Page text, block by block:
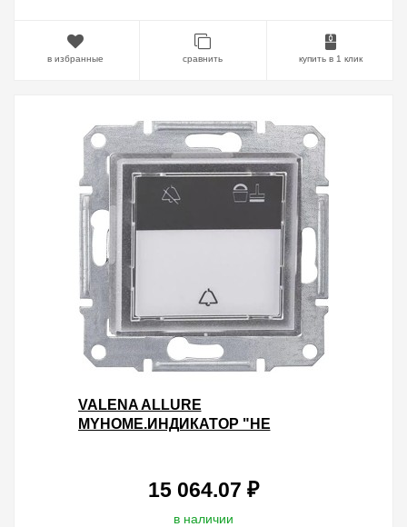
в избранные сравнить купить в 1 клик
VALENA ALLURE
MYHOME.ИНДИКАТОР "НЕ
15 064.07 ₽
в наличии